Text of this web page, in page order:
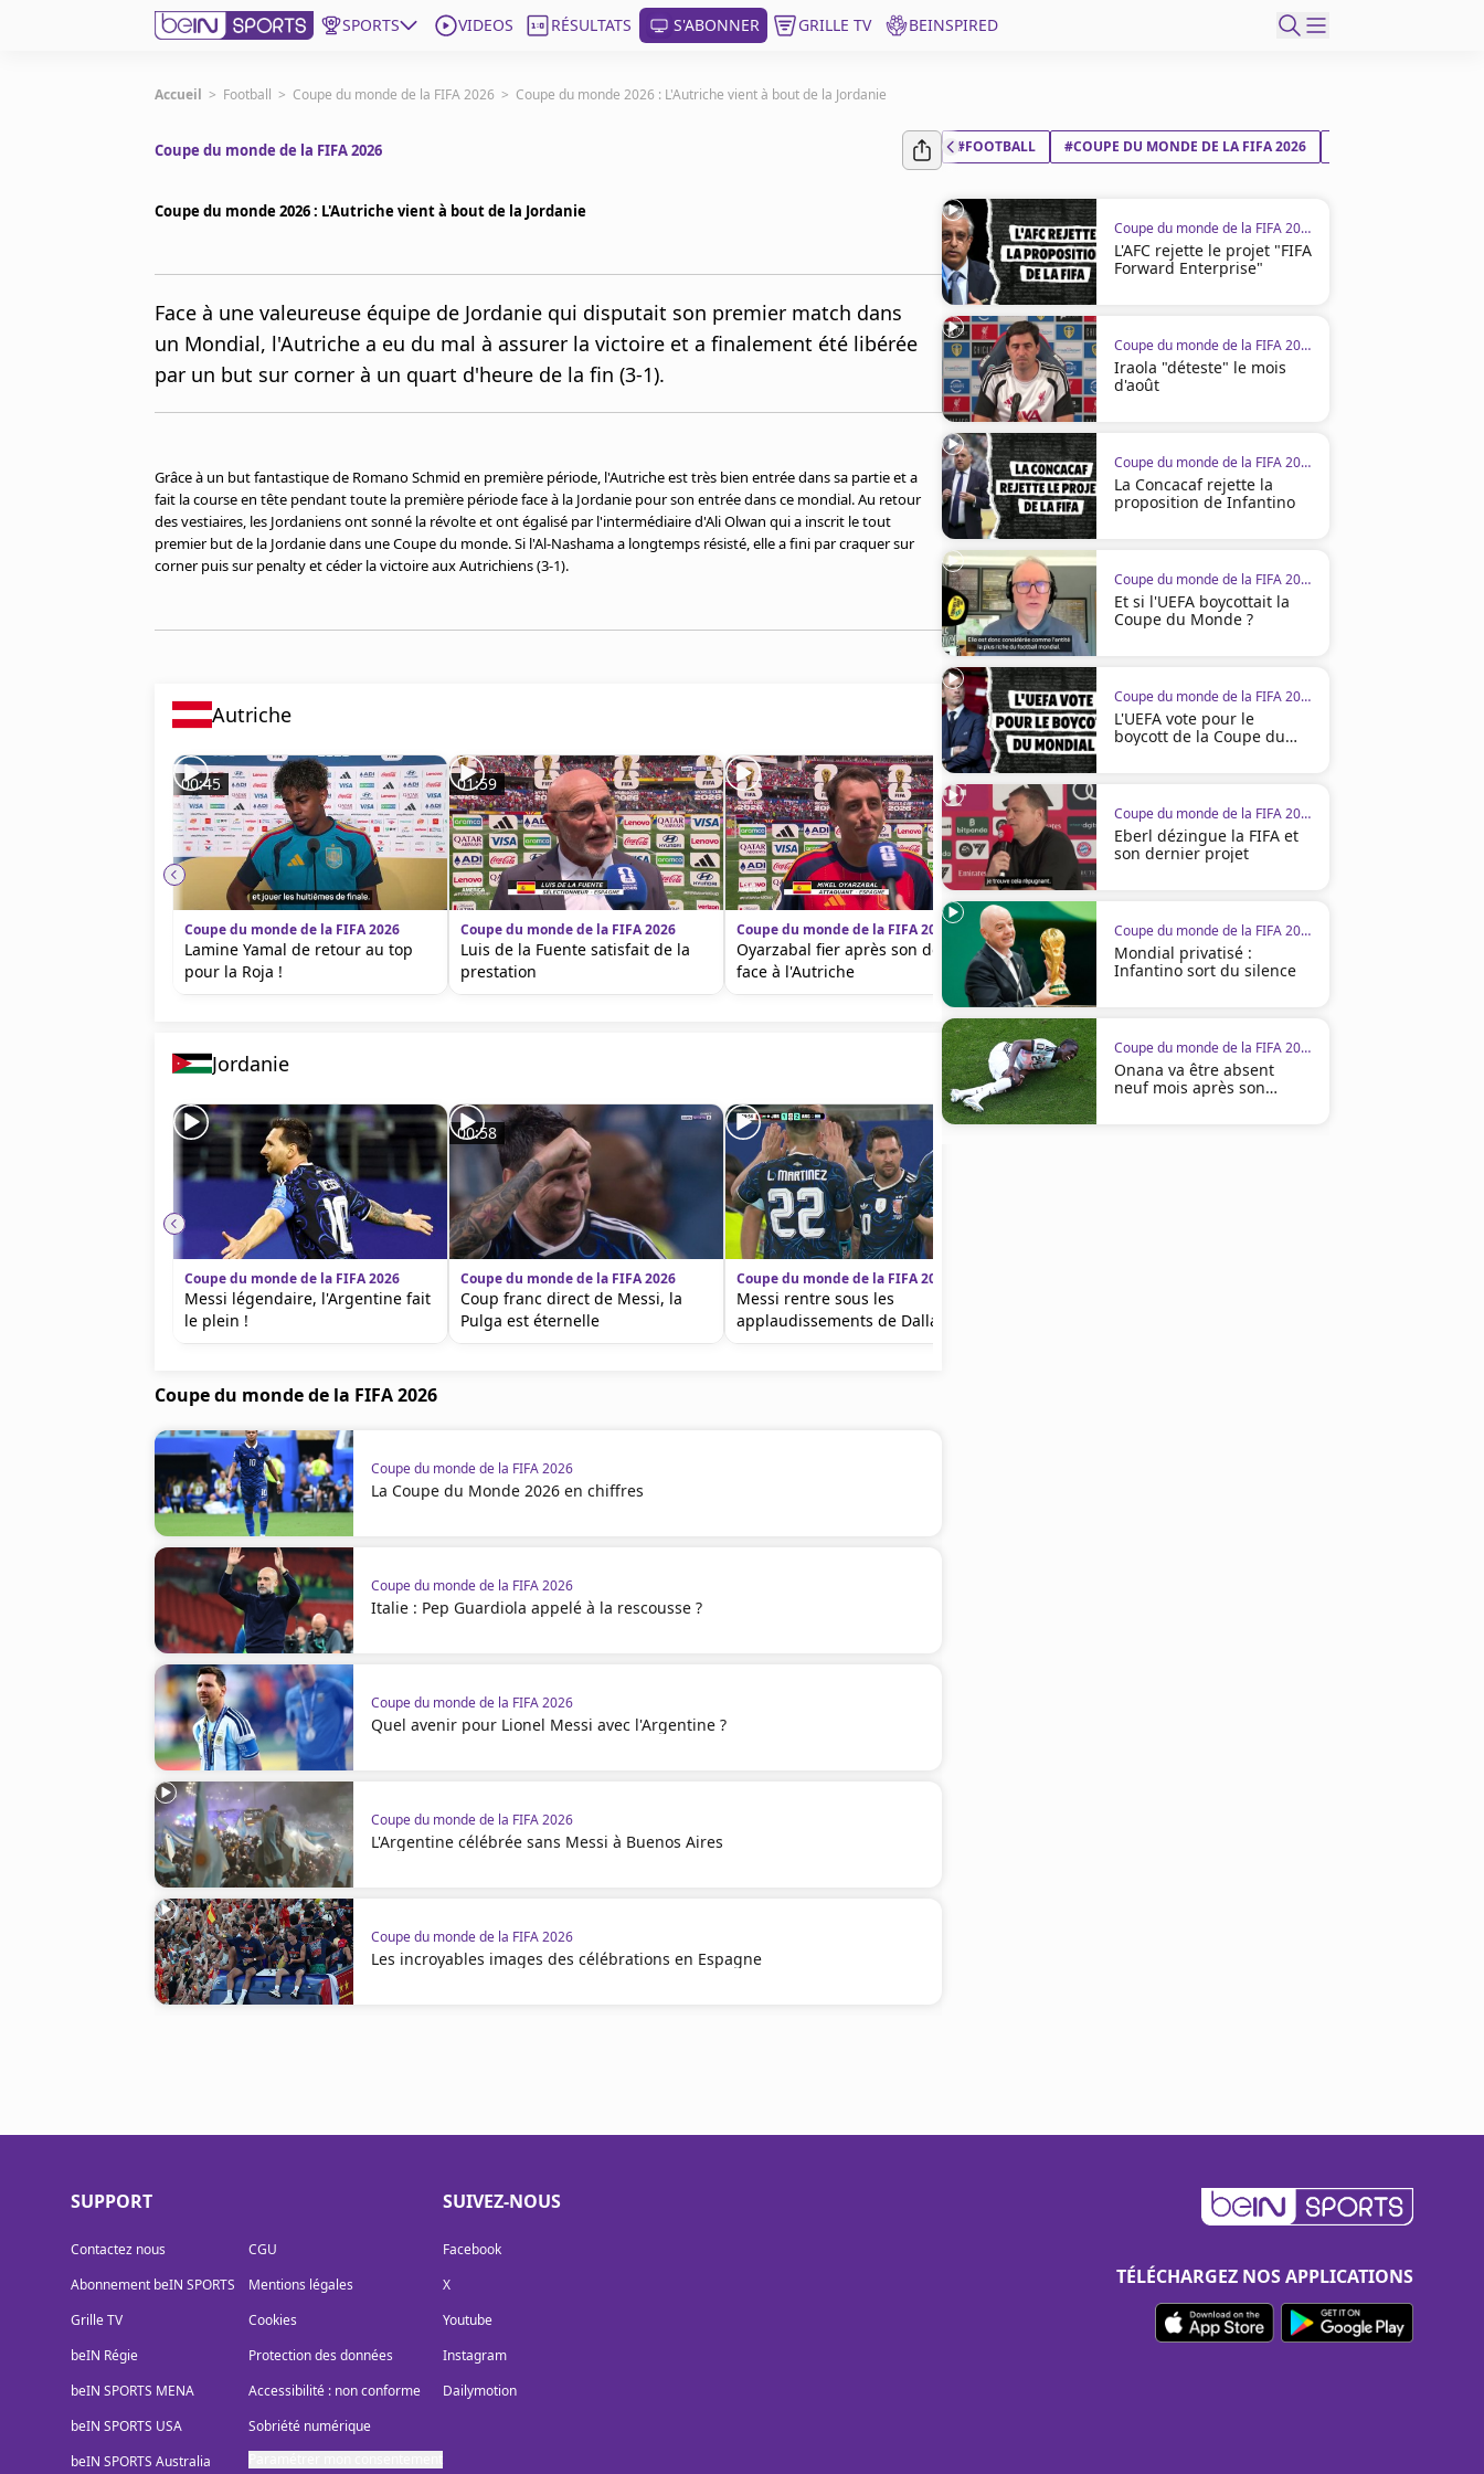
SPORTS VIDEOS RÉSULTATS S'ABONNER GRILLE TV BEINSPIRED
beIN SPORTS CONNECT
France
Gérer les notifications
Contactez nous
Mentions légales
Protection des données
Paramétrer mon consentement
Accueil > Football > Coupe du monde de la FIFA 2026 > Coupe du monde 2026 : L'Autriche vient à bout de la Jordanie
Coupe du monde de la FIFA 2026
Coupe du monde 2026 : L'Autriche vient à bout de la Jordanie
Face à une valeureuse équipe de Jordanie qui disputait son premier match dans
un Mondial, l'Autriche a eu du mal à assurer la victoire et a finalement été libérée
par un but sur corner à un quart d'heure de la fin (3-1).
Grâce à un but fantastique de Romano Schmid en première période, l'Autriche est très bien entrée dans sa partie et a
fait la course en tête pendant toute la première période face à la Jordanie pour son entrée dans ce mondial. Au retour
des vestiaires, les Jordaniens ont sonné la révolte et ont égalisé par l'intermédiaire d'Ali Olwan qui a inscrit le tout
premier but de la Jordanie dans une Coupe du monde. Si l'Al-Nashama a longtemps résisté, elle a fini par craquer sur
corner puis sur penalty et céder la victoire aux Autrichiens (3-1).
Autriche
00:45
Coupe du monde de la FIFA 2026
Lamine Yamal de retour au top
pour la Roja !
01:59
Coupe du monde de la FIFA 2026
Luis de la Fuente satisfait de la
prestation
Coupe du monde de la FIFA 2026
Oyarzabal fier après son doublé
face à l'Autriche
01:05
Coupe du monde de la FIFA 2026
L'Espagne écrase l'Autriche sans
trembler
Coupe du monde de la FIFA
parmi les favoris»
Jordanie
Coupe du monde de la FIFA 2026
Messi légendaire, l'Argentine fait
le plein !
00:58
Coupe du monde de la FIFA 2026
Coup franc direct de Messi, la
Pulga est éternelle
Coupe du monde de la FIFA 2026
Messi rentre sous les
applaudissements de Dallas !
Coupe du monde de la FIFA 2026
Coupe du monde de la FIFA 2026
La Coupe du Monde 2026 en chiffres
Coupe du monde de la FIFA 2026
Italie : Pep Guardiola appelé à la rescousse ?
Coupe du monde de la FIFA 2026
Quel avenir pour Lionel Messi avec l'Argentine ?
Coupe du monde de la FIFA 2026
L'Argentine célébrée sans Messi à Buenos Aires
Coupe du monde de la FIFA 2026
Les incroyables images des célébrations en Espagne
#FOOTBALL #COUPE DU MONDE DE LA FIFA 2026
Coupe du monde de la FIFA 2026
L'AFC rejette le projet "FIFA
Forward Enterprise"
Coupe du monde de la FIFA 2026
Iraola "déteste" le mois
d'août
Coupe du monde de la FIFA 2026
La Concacaf rejette la
proposition de Infantino
Coupe du monde de la FIFA 2026
Et si l'UEFA boycottait la
Coupe du Monde ?
Coupe du monde de la FIFA 2026
L'UEFA vote pour le
boycott de la Coupe du
Coupe du monde de la FIFA 2026
Eberl dézingue la FIFA et
son dernier projet
Coupe du monde de la FIFA 2026
Mondial privatisé :
Infantino sort du silence
Coupe du monde de la FIFA 2026
Onana va être absent
neuf mois après son
SUPPORT
Contactez nous
Abonnement beIN SPORTS
Grille TV
beIN Régie
beIN SPORTS MENA
beIN SPORTS USA
beIN SPORTS Australia
CGU
Mentions légales
Cookies
Protection des données
Accessibilité : non conforme
Sobriété numérique
SUIVEZ-NOUS
Facebook
X
Youtube
Instagram
Dailymotion
TÉLÉCHARGEZ NOS APPLICATIONS